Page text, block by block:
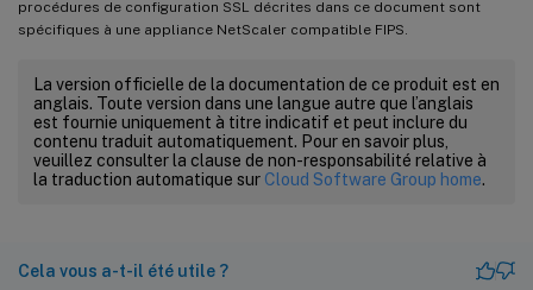
procédures de configuration SSL décrites dans ce document sont
spécifiques à une appliance NetScaler compatible FIPS.
La version officielle de la documentation de ce produit est en
anglais. Toute version dans une langue autre que l’anglais
est fournie uniquement à titre indicatif et peut inclure du
contenu traduit automatiquement. Pour en savoir plus,
veuillez consulter la clause de non-responsabilité relative à
la traduction automatique sur Cloud Software Group home.
Cela vous a-t-il été utile ?